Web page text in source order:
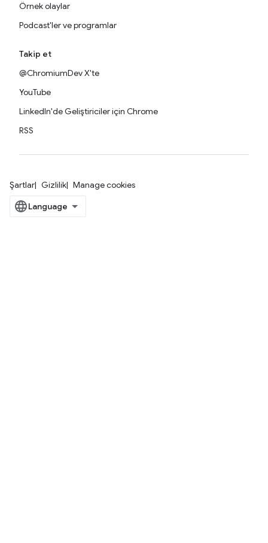
Örnek olaylar
Podcast'ler ve programlar
Takip et
@ChromiumDev X'te
YouTube
LinkedIn'de Geliştiriciler için Chrome
RSS
Şartlar Gizlilik Manage cookies